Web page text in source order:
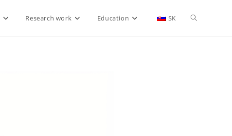
Research work Education SK